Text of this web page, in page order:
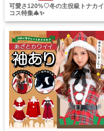
可愛さ120%♡冬の主役級トナカイ
コス特集🎄✨